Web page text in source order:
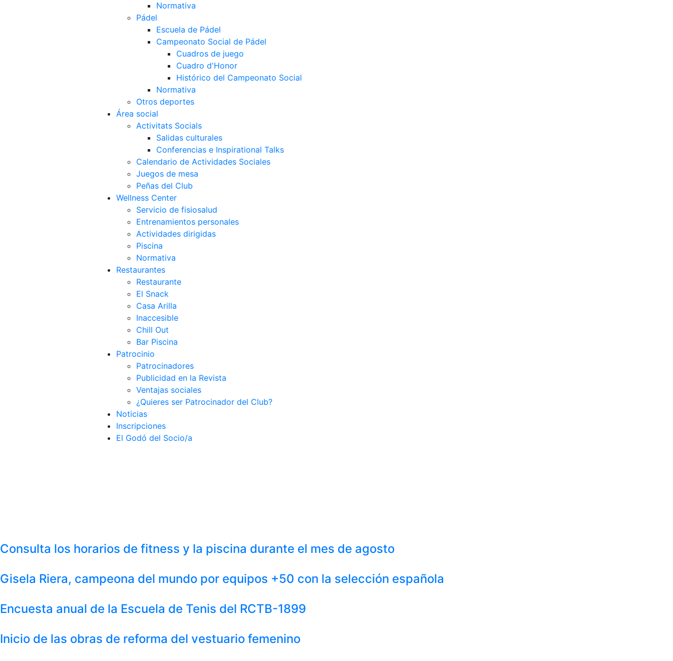
Normativa
Pádel
Escuela de Pádel
Campeonato Social de Pádel
Cuadros de juego
Cuadro d'Honor
Histórico del Campeonato Social
Normativa
Otros deportes
Área social
Activitats Socials
Salidas culturales
Conferencias e Inspirational Talks
Calendario de Actividades Sociales
Juegos de mesa
Peñas del Club
Wellness Center
Servicio de fisiosalud
Entrenamientos personales
Actividades dirigidas
Piscina
Normativa
Restaurantes
Restaurante
El Snack
Casa Arilla
Inaccesible
Chill Out
Bar Piscina
Patrocinio
Patrocinadores
Publicidad en la Revista
Ventajas sociales
¿Quieres ser Patrocinador del Club?
Noticias
Inscripciones
El Godó del Socio/a
Consulta los horarios de fitness y la piscina durante el mes de agosto
Gisela Riera, campeona del mundo por equipos +50 con la selección española
Encuesta anual de la Escuela de Tenis del RCTB-1899
Inicio de las obras de reforma del vestuario femenino